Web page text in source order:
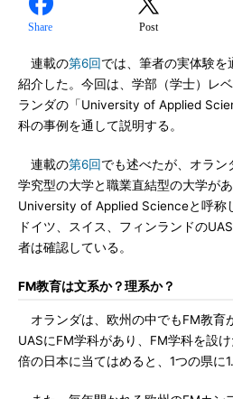
Share Post
連載の第6回では、筆者の実体験を
紹介した。今回は、学部（学士）レ
ランダの「University of Applied
科の事例を通して説明する。
連載の第6回でも述べたが、オラン
学究型の大学と職業直結型の大学が
University of Applied Scienceと呼称
ドイツ、スイス、フィンランドの
者は確認している。
FM教育は文系か？理系か？
オランダは、欧州の中でもFM教育
UASにFM学科があり、FM学科を設
倍の日本に当てはめると、1つの県に